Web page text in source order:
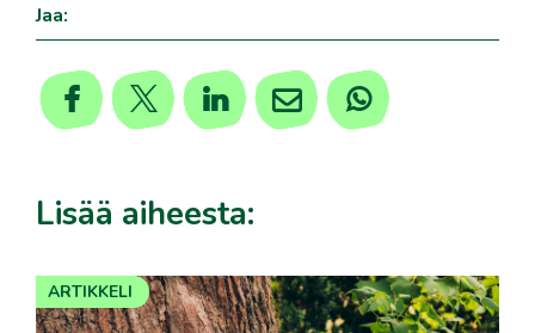
Jaa:
Lisää aiheesta:
ARTIKKELI